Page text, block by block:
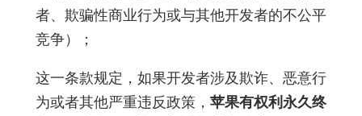
者、欺骗性商业行为或与其他开发者的不公平
竞争）；
这一条款规定，如果开发者涉及欺诈、恶意行
为或者其他严重违反政策， 苹果有权利永久终